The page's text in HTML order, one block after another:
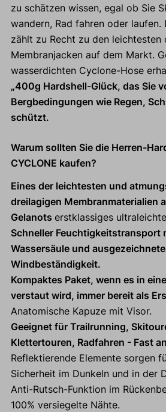
zu schätzen wissen, egal ob Sie
wandern, Rad fahren oder
zählt zu Recht zu den leichtesten
Membranjacken auf dem Markt.
wasserdichten Cyclone-Hose
„400g Hardshell-Glück, das Sie
Bergbedingungen wie Regen,
schützt.
Warum sollten Sie die Herren-
CYCLONE kaufen?
Eines der leichtesten und
dreilagigen Membranmaterialien
Gelanots erstklassiges
Schneller Feuchtigkeitstransport
Wassersäule und
Windbeständigkeit.
Kompaktes Paket, wenn es in
verstaut wird, immer bereit als
Anatomische Kapuze mit Visor.
Geeignet für Trailrunning,
Klettertouren, Radfahren - Fast
Reflektierende Elemente sorgen
Sicherheit im Dunkeln und in der
Anti-Rutsch-Funktion im
100% versiegelte Nähte.